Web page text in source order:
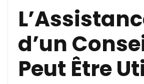
d’un
Peut Être